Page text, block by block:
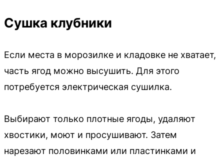
Сушка клубники
Если места в морозилке и кладовке не хватает,
часть ягод можно высушить. Для этого
потребуется электрическая сушилка.
Выбирают только плотные ягоды, удаляют
хвостики, моют и просушивают. Затем
нарезают половинками или пластинками и